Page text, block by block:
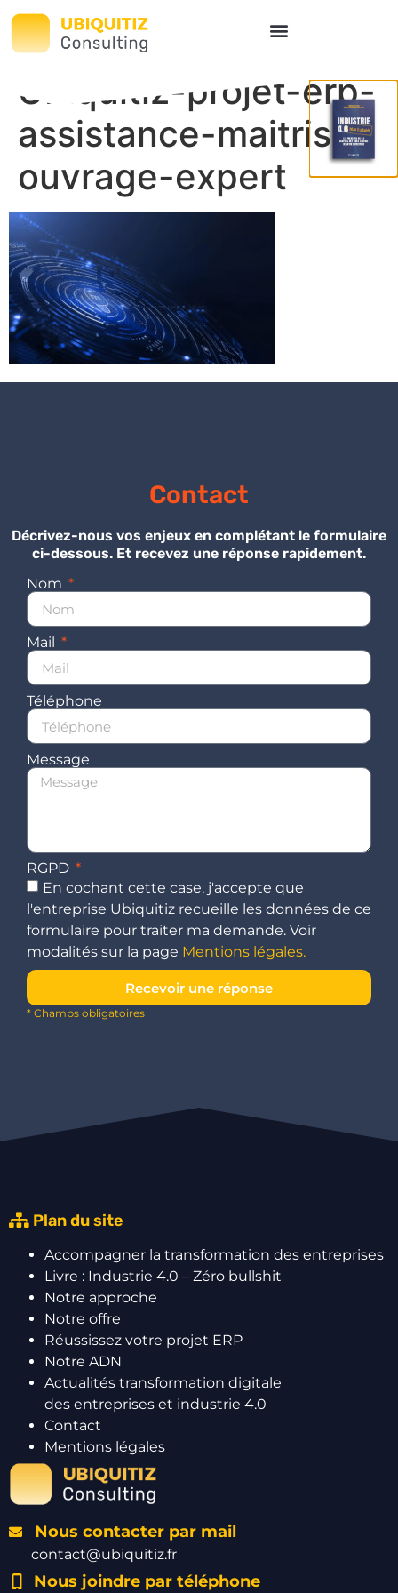
Ubiquitiz-projet-erp-
assistance-maitrise-
ouvrage-expert
Contact
Décrivez-nous vos enjeux en complétant le formulaire
ci-dessous. Et recevez une réponse rapidement.
Nom
Mail
Téléphone
Message
RGPD
En cochant cette case, j'accepte que
l'entreprise Ubiquitiz recueille les données de ce
formulaire pour traiter ma demande. Voir
modalités sur la page Mentions légales.
Recevoir une réponse
* Champs obligatoires
Plan du site
Accompagner la transformation des entreprises
Livre : Industrie 4.0 – Zéro bullshit
Notre approche
Notre offre
Réussissez votre projet ERP
Notre ADN
Actualités transformation digitale
des entreprises et industrie 4.0
Contact
Mentions légales
Nous contacter par mail
contact@ubiquitiz.fr
Nous joindre par téléphone